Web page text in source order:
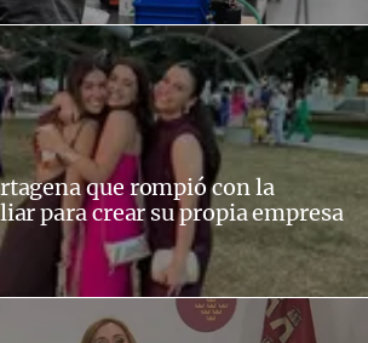
que rompió con la
para crear su propia empresa